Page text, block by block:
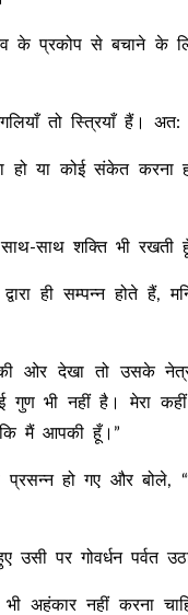
के प्रकोप से बचाने के
तो स्त्रियाँ हैं।
हो या कोई संकेत
साथ शक्ति भी
द्वारा ही सम्पन्न होते
की ओर देखा तो उसके
भी नहीं है। मेरा
मैं आपकी हूँ।”
हो गए और बोले,
पर गोवर्धन पर्वत
भी अहंकार नहीं करना